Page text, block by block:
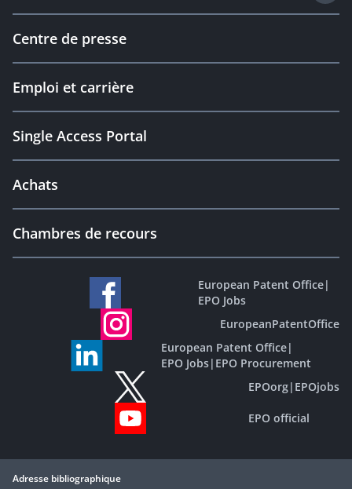
Centre de presse
Emploi et carrière
Single Access Portal
Achats
Chambres de recours
European Patent Office|
EPO Jobs
EuropeanPatentOffice
European Patent Office|
EPO Jobs| EPO Procurement
EPOorg| EPOjobs
EPO official
Adresse bibliographique